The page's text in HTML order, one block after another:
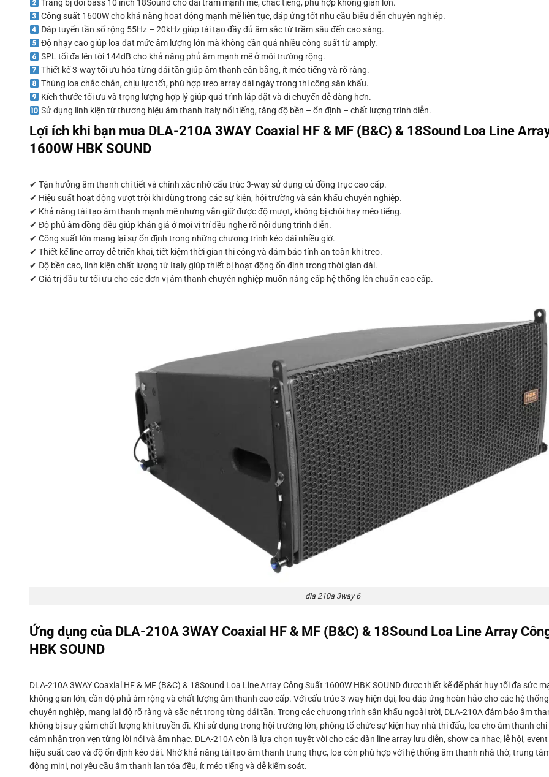
Trang bị đôi bass 10 inch 18Sound cho dải trầm mạnh mẽ, chắc tiếng, phù hợp không gian lớn.
Công suất 1600W cho khả năng hoạt động mạnh mẽ liên tục, đáp ứng tốt nhu cầu biểu diễn chuyên nghiệp.
Đáp tuyến tần số rộng 55Hz – 20kHz giúp tái tạo đầy đủ âm sắc từ trầm sâu đến cao sáng.
Độ nhạy cao giúp loa đạt mức âm lượng lớn mà không cần quá nhiều công suất từ amply.
SPL tối đa lên tới 144dB cho khả năng phủ âm mạnh mẽ ở môi trường rộng.
Thiết kế 3-way tối ưu hóa từng dải tần giúp âm thanh cân bằng, ít méo tiếng và rõ ràng.
Thùng loa chắc chắn, chịu lực tốt, phù hợp treo array dài ngày trong thi công sân khấu.
Kích thước tối ưu và trọng lượng hợp lý giúp quá trình lắp đặt và di chuyển dễ dàng hơn.
Sử dụng linh kiện từ thương hiệu âm thanh Italy nổi tiếng, tăng độ bền – ổn định – chất lượng trình diễn.
Lợi ích khi bạn mua DLA-210A 3WAY Coaxial HF & MF (B&C) & 18Sound Loa Line
1600W HBK SOUND
✔ Tận hưởng âm thanh chi tiết và chính xác nhờ cấu trúc 3-way sử dụng củ đồng trục cao cấp.
✔ Hiệu suất hoạt động vượt trội khi dùng trong các sự kiện, hội trường và sân khấu chuyên nghiệp.
✔ Khả năng tái tạo âm thanh mạnh mẽ nhưng vẫn giữ được độ mượt, không bị chói hay méo tiếng.
✔ Độ phủ âm đồng đều giúp khán giả ở mọi vị trí đều nghe rõ nội dung trình diễn.
✔ Công suất lớn mang lại sự ổn định trong những chương trình kéo dài nhiều giờ.
✔ Thiết kế line array dễ triển khai, tiết kiệm thời gian thi công và đảm bảo tính an toàn khi treo.
✔ Độ bền cao, linh kiện chất lượng từ Italy giúp thiết bị hoạt động ổn định trong thời gian dài.
✔ Giá trị đầu tư tối ưu cho các đơn vị âm thanh chuyên nghiệp muốn nâng cấp hệ thống lên chuẩn cao cấp.
dla 210a 3way 6
Ứng dụng của DLA-210A 3WAY Coaxial HF & MF (B&C) & 18Sound Loa Line Array
HBK SOUND
DLA-210A 3WAY Coaxial HF & MF (B&C) & 18Sound Loa Line Array Công Suất 1600W HBK SOUND được thiết kế để phát huy tối đa sức
không gian lớn, cần độ phủ âm rộng và chất lượng âm thanh cao cấp. Với cấu trúc 3-way hiện đại, loa đáp ứng hoàn hảo cho các hệ
chuyên nghiệp, mang lại độ rõ ràng và sắc nét trong từng dải tần. Trong các chương trình sân khấu ngoài trời, DLA-210A đảm bảo âm
không bị suy giảm chất lượng khi truyền đi. Khi sử dụng trong hội trường lớn, phòng tổ chức sự kiện hay nhà thi đấu, loa cho âm thanh
cảm nhận trọn vẹn từng lời nói và âm nhạc. DLA-210A còn là lựa chọn tuyệt vời cho các dàn line array lưu diễn, show ca nhạc, lễ hội,
hiệu suất cao và độ ổn định kéo dài. Nhờ khả năng tái tạo âm thanh trung thực, loa còn phù hợp với hệ thống âm thanh nhà thờ, trung
động mini, nơi yêu cầu âm thanh lan tỏa đều, ít méo tiếng và dễ kiểm soát.